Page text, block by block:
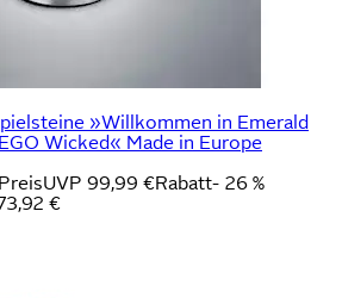
»Willkommen in Emerald
Wicked« Made in Europe
UVP 99,99 €Rabatt- 26 %
€